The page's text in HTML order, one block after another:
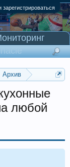
зарегистрироваться
Архив
любой